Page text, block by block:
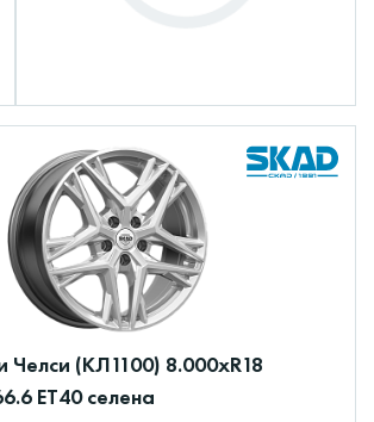
Челси (КЛ1100) 8.000xR18
ET40 селена